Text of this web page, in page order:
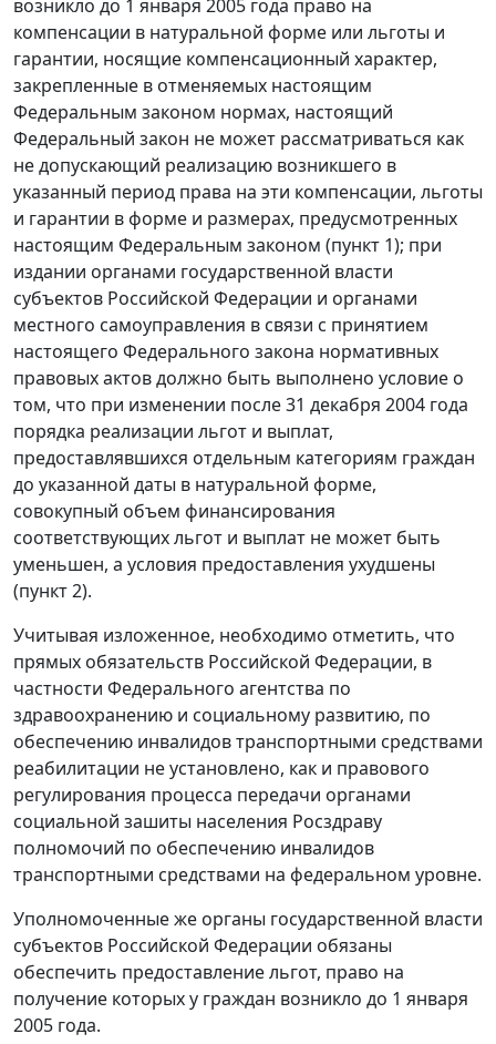
возникло до 1 января 2005 года право на
компенсации в натуральной форме или льготы и
гарантии, носящие компенсационный характер,
закрепленные в отменяемых настоящим
Федеральным законом нормах, настоящий
Федеральный закон не может рассматриваться как
не допускающий реализацию возникшего в
указанный период права на эти компенсации, льготы
и гарантии в форме и размерах, предусмотренных
настоящим Федеральным законом (пункт 1); при
издании органами государственной власти
субъектов Российской Федерации и органами
местного самоуправления в связи с принятием
настоящего Федерального закона нормативных
правовых актов должно быть выполнено условие о
том, что при изменении после 31 декабря 2004 года
порядка реализации льгот и выплат,
предоставлявшихся отдельным категориям граждан
до указанной даты в натуральной форме,
совокупный объем финансирования
соответствующих льгот и выплат не может быть
уменьшен, а условия предоставления ухудшены
(пункт 2).
Учитывая изложенное, необходимо отметить, что
прямых обязательств Российской Федерации, в
частности Федерального агентства по
здравоохранению и социальному развитию, по
обеспечению инвалидов транспортными средствами
реабилитации не установлено, как и правового
регулирования процесса передачи органами
социальной зашиты населения Росздраву
полномочий по обеспечению инвалидов
транспортными средствами на федеральном уровне.
Уполномоченные же органы государственной власти
субъектов Российской Федерации обязаны
обеспечить предоставление льгот, право на
получение которых у граждан возникло до 1 января
2005 года.